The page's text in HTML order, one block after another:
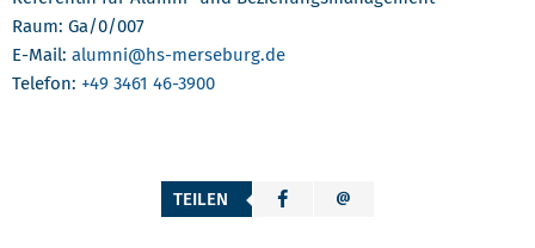
Raum: Ga/0/007
E-Mail: alumni@hs-merseburg.de
Telefon: +49 3461 46-3900
TEILEN